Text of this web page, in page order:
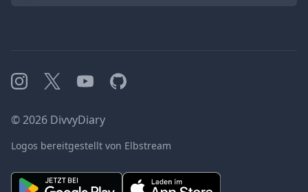
Instagram
X YouTubeGitHub
©2026 DivvyDiary
Logos bereitgestellt von Elbstream